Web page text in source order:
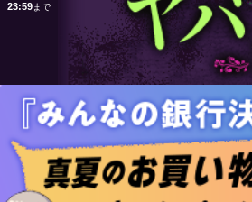
23:59まで